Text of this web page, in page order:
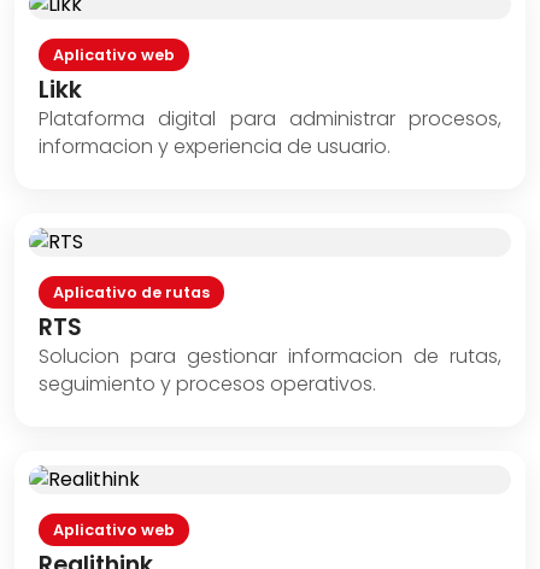
Aplicativo web
Likk
Plataforma digital para administrar procesos,
informacion y experiencia de usuario.
Aplicativo de rutas
RTS
Solucion para gestionar informacion de rutas,
seguimiento y procesos operativos.
Aplicativo web